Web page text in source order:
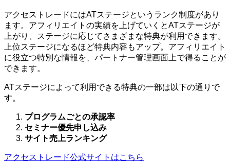
アクセストレードにはATステージというランク制度があり
ます。アフィリエイトの実績を上げていくとATステージが
上がり、ステージに応じてさまざまな特典が利用できます。
上位ステージになるほど特典内容もアップ。アフィリエイト
に役立つ特別な情報を、パートナー管理画面上で得ることが
できます。
ATステージによって利用できる特典の一部は以下の通りで
す。
プログラムごとの承認率
セミナー優先申し込み
サイト売上ランキング
アクセストレード公式サイトはこちら